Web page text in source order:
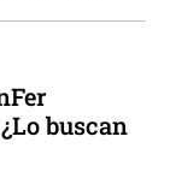
buscan